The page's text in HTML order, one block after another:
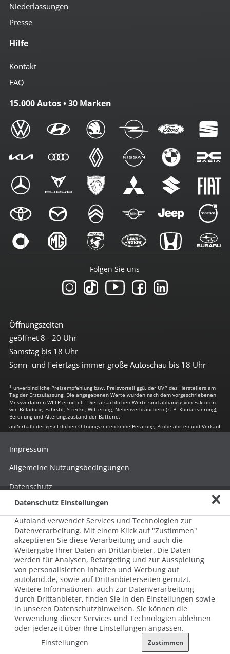
Niederlassungen
Presse
Hilfe
Kontakt
FAQ
15.000 Autos • 30 Marken
Öffnungszeiten
geöffnet 8 - 20 Uhr
Samstag bis 18 Uhr
Sonn- und Feiertags immer große Autoschau bis 18 Uhr
Folgen Sie uns
1 unverbindliche Preisempfehlung bzw. Preisvorteil ggü. der UVP des Herstellers am
Tag der Erstzulassung. Die angegebenen Werte wurden nach dem vorgeschriebenen
Messverfahren WLTP ermittelt. Die tatsächlichen Werte sind abhängig von Faktoren
wie Beladung, Fahrstil, Strecke, Witterung, Nebenverbrauchern (z. B. Klimatisierung),
Bereifung und Alterungszustand der Batterie.
außerhalb der gesetzlichen Öffnungszeiten keine Beratung, Probefahrten und Verkauf
© 2026 AUTOLAND 24 SE & Co. Betriebs KG
Werner-von-Siemens-Str. 2, 06796 Brehna, Deutschland
Impressum
Allgemeine Nutzungsbedingungen
Datenschutz
Hinweisgebersystem nach HinSchG
Beschwerde nach LkSG
Grundsatzerklärung zum LkSG
Datenschutz Einstellungen
Autoland verwendet Services und Technologien zur
Datenverarbeitung. Mit einem Klick auf "Zustimmen"
akzeptieren Sie diese Verarbeitung und auch die
Weitergabe Ihrer Daten an Drittanbieter. Die Daten
werden für Analysen, Retargeting und zur Ausspielung
von personalisierten Inhalten und Werbung auf
autoland.de, sowie auf Drittanbieterseiten genutzt.
Weitere Informationen, auch zur Datenverarbeitung
durch Drittanbieter, finden Sie in den Einstellungen sowie
in unseren Datenschutzhinweisen. Sie können die
Verwendung dieser Services und Technologien ablehnen
oder jederzeit über Ihre Einstellungen anpassen.
Einstellungen
Zustimmen